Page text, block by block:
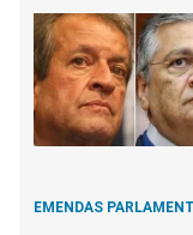
EMENDAS